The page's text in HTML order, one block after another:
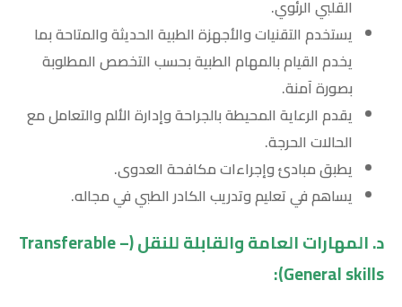
القلبي الرئوي.
يستخدم التقنيات والأجهزة الطبية الحديثة والمتاحة بما
يخدم القيام بالمهام الطبية بحسب التخصص المطلوبة
بصورة آمنة.
يقدم الرعاية المحيطة بالجراحة وإدارة الألم والتعامل مع
الحالات الحرجة.
يطبق مبادئ وإجراءات مكافحة العدوى.
يساهم في تعليم وتدريب الكادر الطبي في مجاله.
د. المهارات العامة والقابلة للنقل (Transferable –
General skills
):